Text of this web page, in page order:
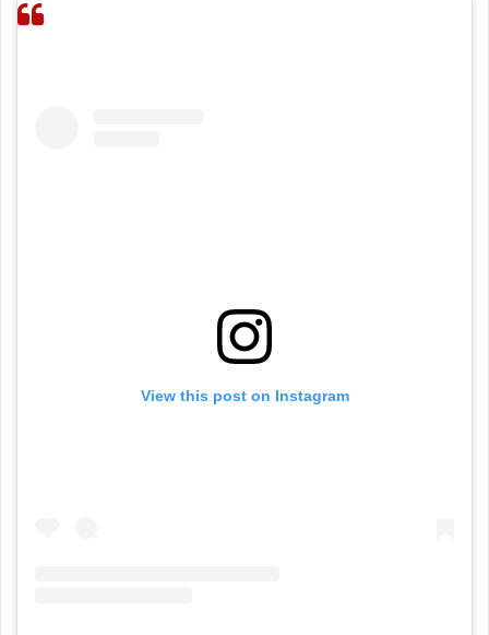
View this post on Instagram